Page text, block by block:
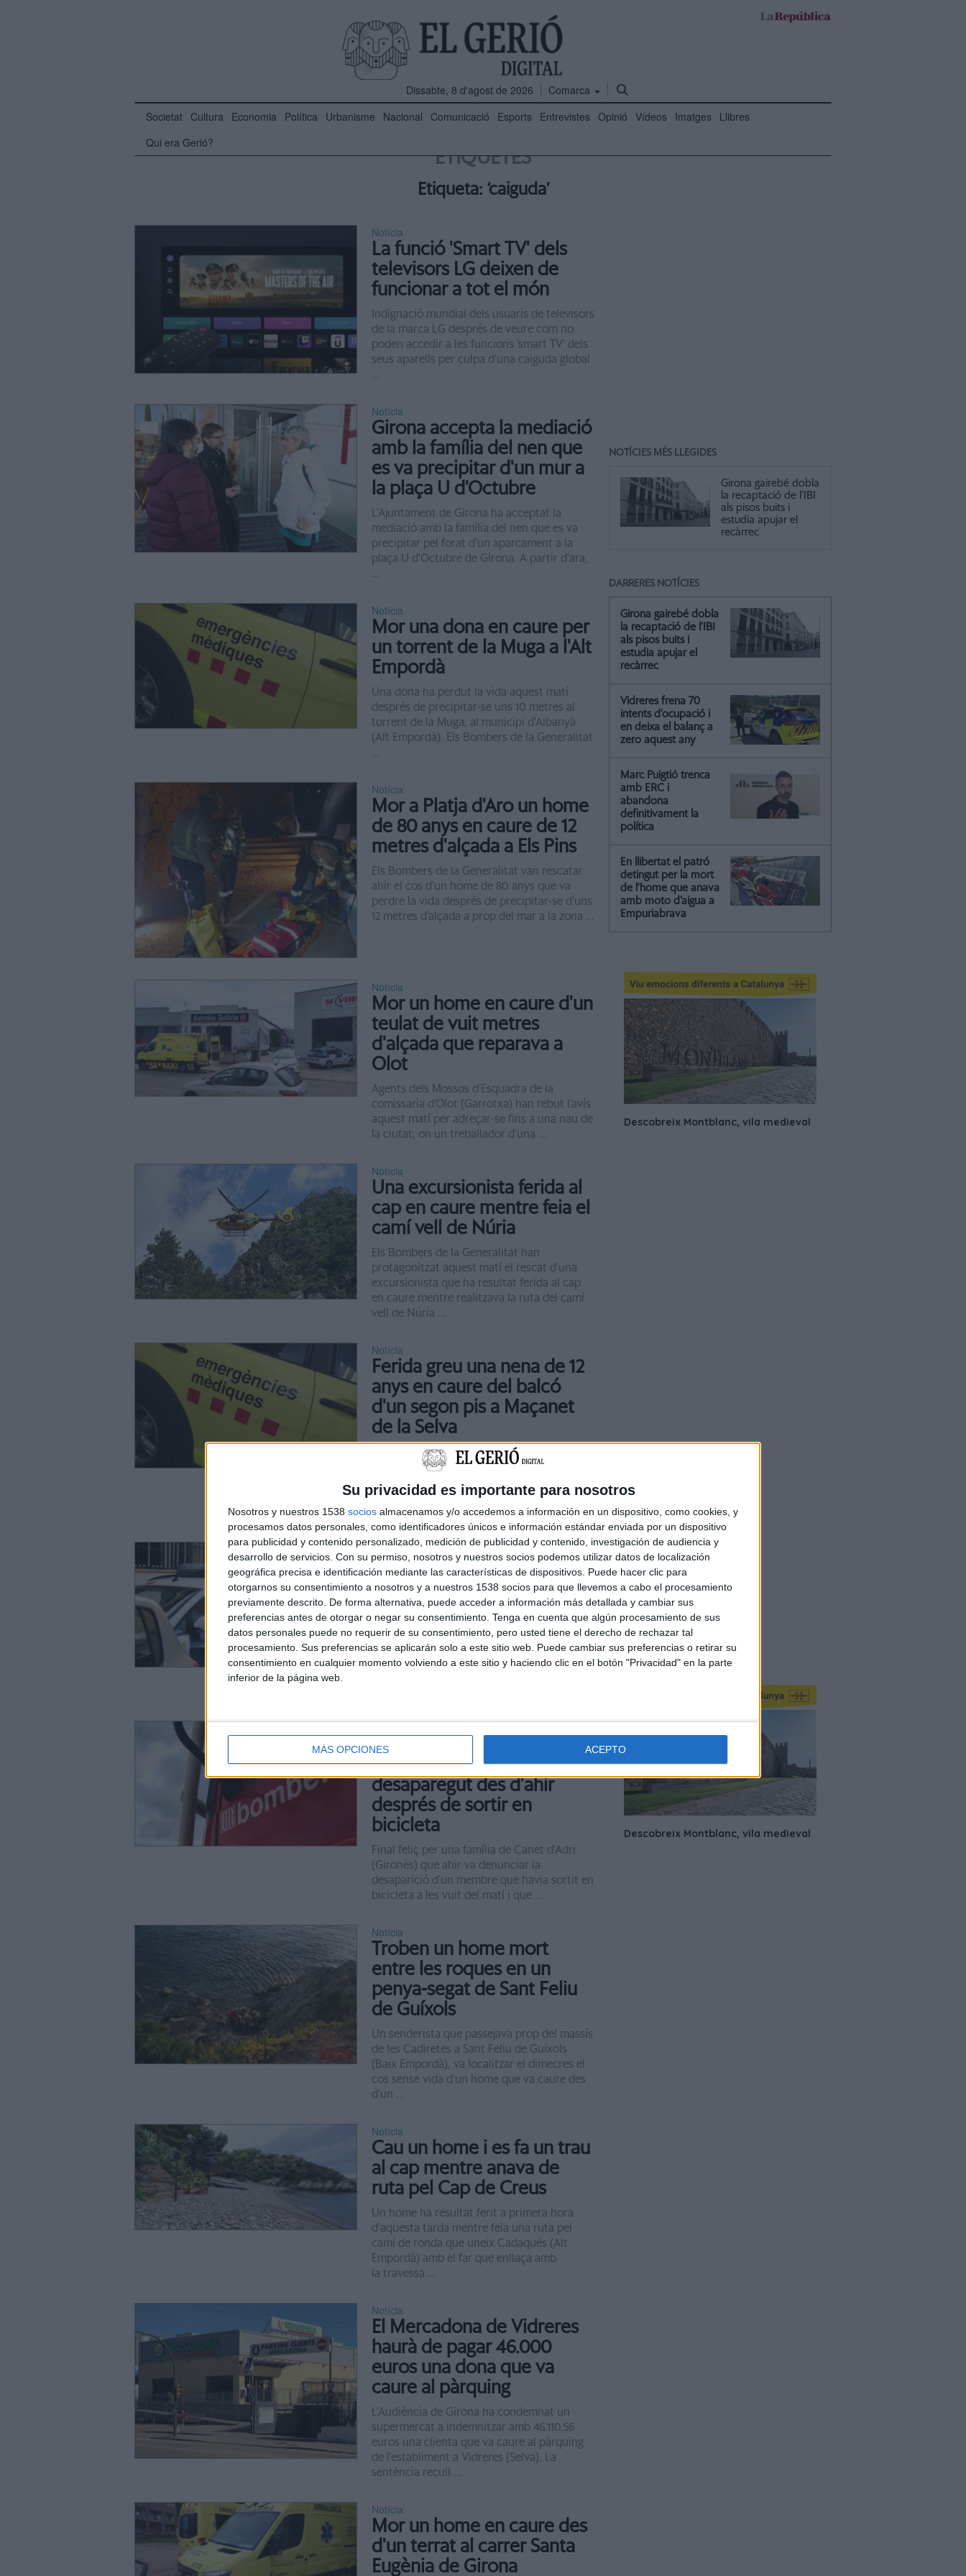
Su privacidad es importante para nosotros
Nosotros y nuestros 1538 socios almacenamos y/o accedemos a información en un dispositivo, como cookies, y
procesamos datos personales, como identificadores únicos e información estándar enviada por un dispositivo
para publicidad y contenido personalizado, medición de publicidad y contenido, investigación de audiencia y
desarrollo de servicios. Con su permiso, nosotros y nuestros socios podemos utilizar datos de localización
geográfica precisa e identificación mediante las características de dispositivos. Puede hacer clic para
otorgarnos su consentimiento a nosotros y a nuestros 1538 socios para que llevemos a cabo el procesamiento
previamente descrito. De forma alternativa, puede acceder a información más detallada y cambiar sus
preferencias antes de otorgar o negar su consentimiento. Tenga en cuenta que algún procesamiento de sus
datos personales puede no requerir de su consentimiento, pero usted tiene el derecho de rechazar tal
procesamiento. Sus preferencias se aplicarán solo a este sitio web. Puede cambiar sus preferencias o retirar su
consentimiento en cualquier momento volviendo a este sitio y haciendo clic en el botón "Privacidad" en la parte
inferior de la página web.
MÁS OPCIONES ACEPTO
Dissabte, 8 d'agost de 2026
Comarca
Societat Cultura Economia Política Urbanisme Nacional Comunicació Esports Entrevistes Opinió Vídeos Imatges Llibres
Qui era Gerió?
ETIQUETES
Etiqueta: ‘caiguda’
Notícia
La funció 'Smart TV' dels
televisors LG deixen de
funcionar a tot el món
Indignació mundial dels usuaris de televisors
de la marca LG després de veure com no
poden accedir a les funcions ‘smart TV’ dels
seus aparells per culpa d’una caiguda global
Notícia
Girona accepta la mediació
amb la família del nen que
es va precipitar d'un mur a
la plaça U d'Octubre
L'Ajuntament de Girona ha acceptat la
mediació amb la família del nen que es va
precipitar pel forat d'un aparcament a la
plaça U d'Octubre de Girona. A partir d'ara,
Notícia
Mor una dona en caure per
un torrent de la Muga a l'Alt
Empordà
Una dona ha perdut la vida aquest matí
després de precipitar-se uns 10 metres al
torrent de la Muga, al municipi d’Albanyà
(Alt Empordà). Els Bombers de la Generalitat
Notícia
Mor a Platja d'Aro un home
de 80 anys en caure de 12
metres d'alçada a Els Pins
Els Bombers de la Generalitat van rescatar
ahir el cos d’un home de 80 anys que va
perdre la vida després de precipitar-se d’uns
12 metres d’alçada a prop del mar a la zona ...
Notícia
Mor un home en caure d'un
teulat de vuit metres
d'alçada que reparava a
Olot
Agents dels Mossos d’Esquadra de la
comissaria d’Olot (Garrotxa) han rebut l’avís
aquest matí per adreçar-se fins a una nau de
la ciutat, on un treballador d’una ...
Notícia
Una excursionista ferida al
cap en caure mentre feia el
camí vell de Núria
Els Bombers de la Generalitat han
protagonitzat aquest matí el rescat d'una
excursionista que ha resultat ferida al cap
en caure mentre realitzava la ruta del camí
vell de Núria ...
Notícia
Ferida greu una nena de 12
anys en caure del balcó
d'un segon pis a Maçanet
de la Selva
ACTUALITZAT 14:28h | Una nena de 12 anys
ha resultat ferida greu aquest dimecres en
caure del balcó d'un segon pis a Maçanet de
la Selva, segons ha avançat la periodista
Andrea ...
Notícia
Un suposat maltractador
cau d'un edifici mentre
fugia de la policia a Girona
Els Mossos d'Esquadra han detingut per
violència masclista un home a Girona que ha
resultat ferit quan ha caigut daltabaix d'un
Localitzat un veí de Canet
d'Adri de 75 anys
desaparegut des d'ahir
després de sortir en
bicicleta
Final feliç per una família de Canet d'Adri
(Gironès) que ahir va denunciar la
desaparició d'un membre que havia sortit en
bicicleta a les vuit del matí i que ...
Notícia
Troben un home mort
entre les roques en un
penya-segat de Sant Feliu
de Guíxols
Un senderista que passejava prop del massís
de les Cadiretes a Sant Feliu de Guíxols
(Baix Empordà), va localitzar el dimecres el
cos sense vida d'un home que va caure des
d'un ...
Notícia
Cau un home i es fa un trau
al cap mentre anava de
ruta pel Cap de Creus
Un home ha resultat ferit a primera hora
d'aquesta tarda mentre feia una ruta pel
camí de ronda que uneix Cadaqués (Alt
Empordà) amb el far que enllaça amb
la travessa ...
Notícia
El Mercadona de Vidreres
haurà de pagar 46.000
euros una dona que va
caure al pàrquing
L'Audiència de Girona ha condemnat un
supermercat a indemnitzar amb 46.110,56
euros una clienta que va caure al pàrquing
de l'establiment a Vidreres (Selva). La
sentència recull ...
Notícia
Mor un home en caure des
d'un terrat al carrer Santa
Eugènia de Girona
NOTÍCIES MÉS LLEGIDES
Girona gairebé dobla
la recaptació de l’IBI
als pisos buits i
estudia apujar el
recàrrec
DARRERES NOTÍCIES
Girona gairebé dobla
la recaptació de l’IBI
als pisos buits i
estudia apujar el
recàrrec
Vidreres frena 70
intents d’ocupació i
en deixa el balanç a
zero aquest any
Marc Puigtió trenca
amb ERC i
abandona
definitivament la
política
En llibertat el patró
detingut per la mort
de l'home que anava
amb moto d’aigua a
Empuriabrava